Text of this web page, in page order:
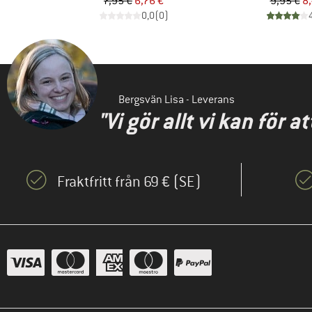
0,0(0)
Bergsvän Lisa - Leverans
"Vi gör allt vi kan för
Fraktfritt från 69 € (SE)